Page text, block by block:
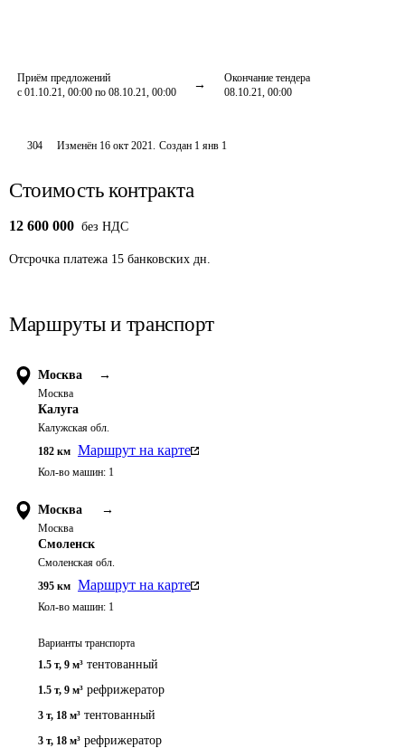
Приём предложений
с 01.10.21, 00:00 по 08.10.21, 00:00
Окончание тендера
08.10.21, 00:00
304 Изменён 16 окт 2021. Создан 1 янв 1
Стоимость контракта
12 600 000 без НДС
Отсрочка платежа 15 банковских дн.
Маршруты и транспорт
Москва →
Москва
Калуга
Калужская обл.
182 км Маршрут на карте
Кол-во машин: 1
Москва →
Москва
Смоленск
Смоленская обл.
395 км Маршрут на карте
Кол-во машин: 1
Варианты транспорта
1.5 т, 9 м³ тентованный
1.5 т, 9 м³ рефрижератор
3 т, 18 м³ тентованный
3 т, 18 м³ рефрижератор